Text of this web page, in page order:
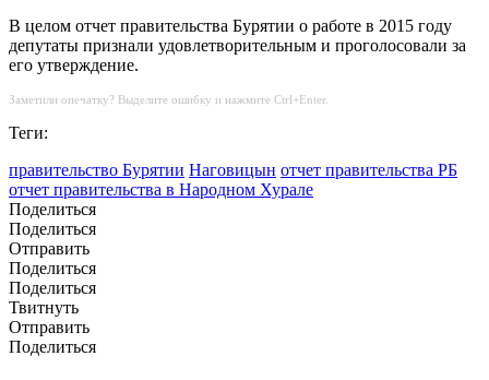
В целом отчет правительства Бурятии о работе в 2015 году
депутаты признали удовлетворительным и проголосовали за
его утверждение.
Заметили опечатку? Выделите ошибку и нажмите Ctrl+Enter.
Теги:
правительство Бурятии Наговицын отчет правительства РБ
отчет правительства в Народном Хурале
Поделиться
Поделиться
Отправить
Поделиться
Поделиться
Твитнуть
Отправить
Поделиться